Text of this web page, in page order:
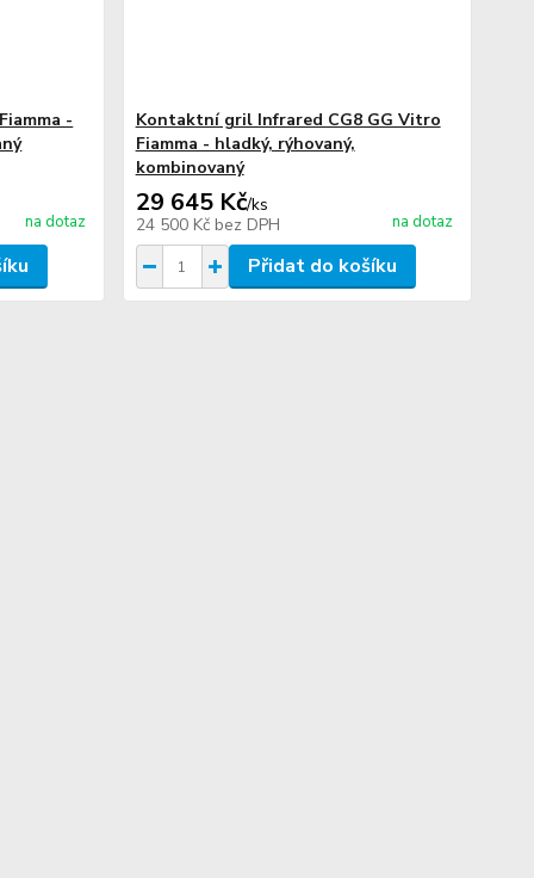
-
na dotaz
Kontaktní gril Infrared CG8 GG Vitro
Fiamma - hladký, rýhovaný,
kombinovaný
29 645 Kč/ks
24 500 Kč bez DPH na dotaz
Přidat do košíku